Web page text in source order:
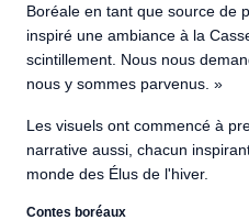
Boréale en tant que source de
inspiré une ambiance à la
scintillement. Nous nous
nous y sommes parvenus. »
Les visuels ont commencé à
narrative aussi, chacun
monde des Élus de l'hiver.
Contes boréaux